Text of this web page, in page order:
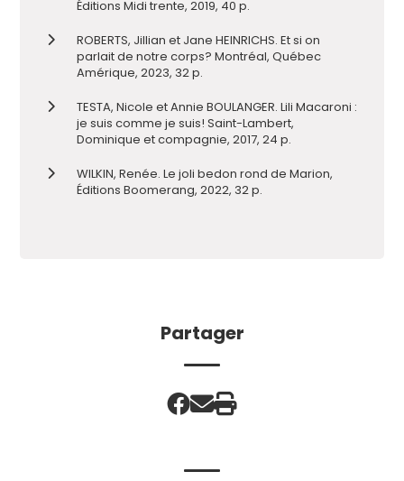
Éditions Midi trente, 2019, 40 p.
ROBERTS, Jillian et Jane HEINRICHS. Et si on
parlait de notre corps? Montréal, Québec
Amérique, 2023, 32 p.
TESTA, Nicole et Annie BOULANGER. Lili Macaroni :
je suis comme je suis! Saint-Lambert,
Dominique et compagnie, 2017, 24 p.
WILKIN, Renée. Le joli bedon rond de Marion,
Éditions Boomerang, 2022, 32 p.
Partager